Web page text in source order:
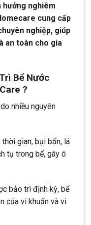
hưởng nghiêm
cung cấp
nghiệp, giúp
an toàn cho gia
Bể Nước
?
nhiều nguyên
gian, bụi bẩn, lá
tụ trong bể, gây ô
bảo trì định kỳ, bể
của vi khuẩn và vi